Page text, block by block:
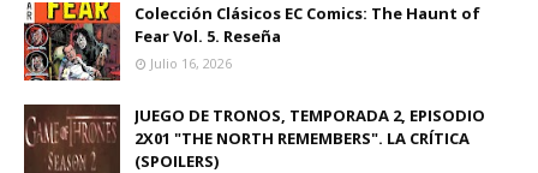
Colección Clásicos EC Comics: The Haunt of
Fear Vol. 5. Reseña
Julio 16, 2026
JUEGO DE TRONOS, TEMPORADA 2, EPISODIO
2X01 "THE NORTH REMEMBERS". LA CRÍTICA
(SPOILERS)